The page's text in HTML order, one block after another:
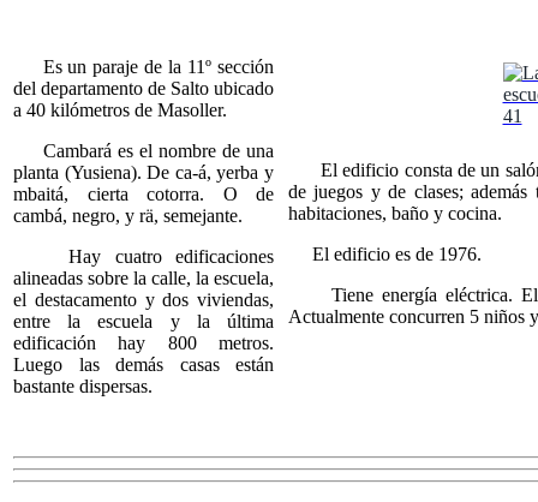
Es un paraje de la 11º sección
del departamento de Salto ubicado
a 40 kilómetros de Masoller.
Cambará es el nombre de una
planta (Yusiena). De ca-á, yerba y
mbaitá, cierta cotorra. O de
cambá, negro, y rä, semejante.
Hay cuatro edificaciones
alineadas sobre la calle, la escuela,
el destacamento y dos viviendas,
entre la escuela y la última
edificación hay 800 metros.
Luego las demás casas están
bastante dispersas.
El edificio consta de un
de juegos y de clases;
habitaciones, baño y cocina.
El edificio es de 1976.
Tiene energía eléctrica. El
Actualmente concurren 5 niños